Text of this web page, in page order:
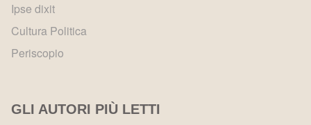
Ipse dixit
Cultura Politica
Periscopio
GLI AUTORI PIÙ LETTI